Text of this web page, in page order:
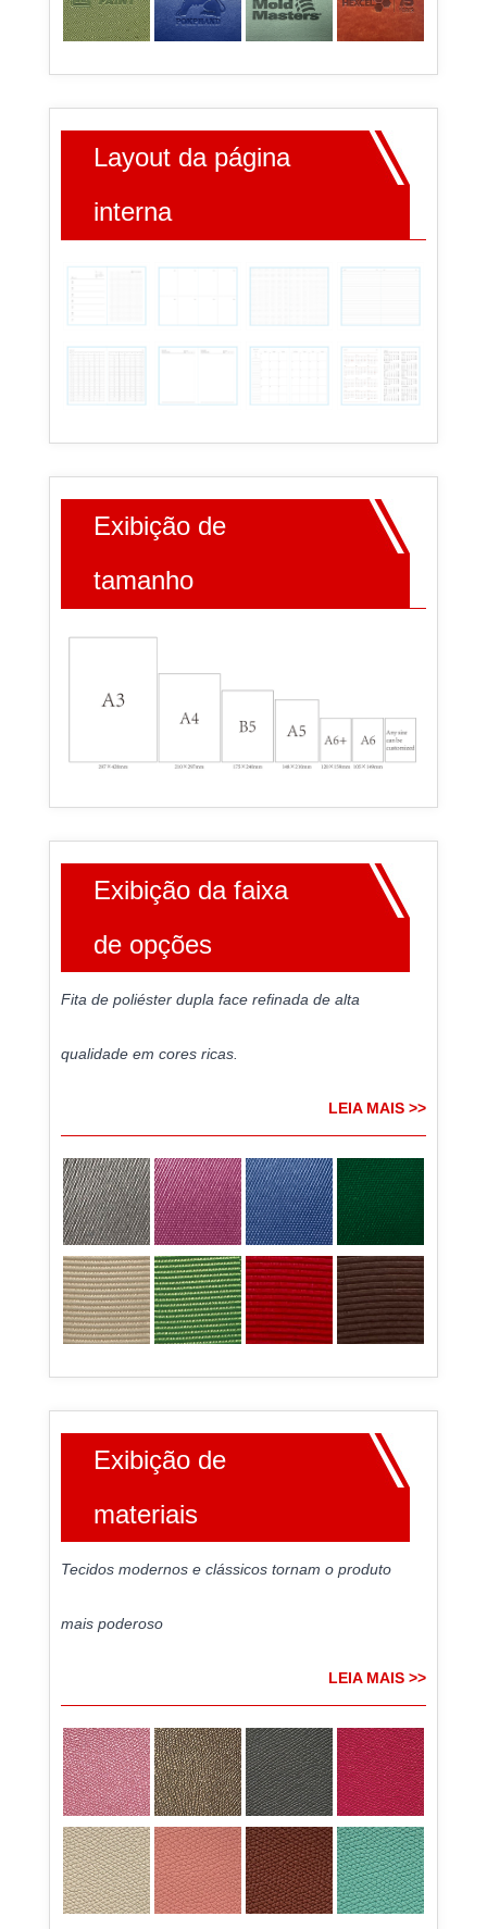
Layout da página
interna
Exibição de
tamanho
Exibição da faixa
de opções
Fita de poliéster dupla face refinada de alta
qualidade em cores ricas.
LEIA MAIS >>
Exibição de
materiais
Tecidos modernos e clássicos tornam o produto
mais poderoso
LEIA MAIS >>